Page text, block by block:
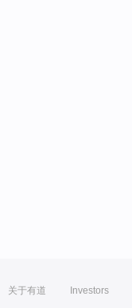
关于有道 Investors